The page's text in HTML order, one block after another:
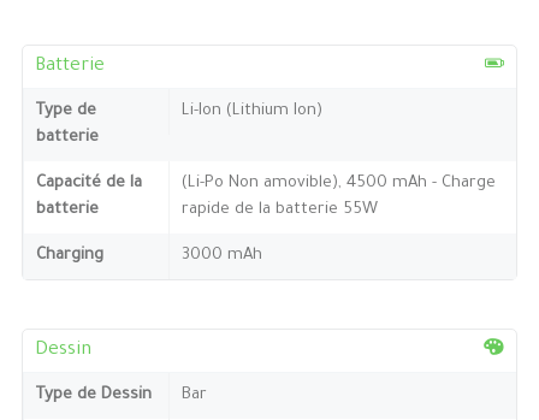
Batterie
Type de
batterie
Li-Ion (Lithium Ion)
Capacité de la
batterie
(Li-Po Non amovible), 4500 mAh - Charge
rapide de la batterie 55W
Charging 3000 mAh
Dessin
Type de Dessin Bar